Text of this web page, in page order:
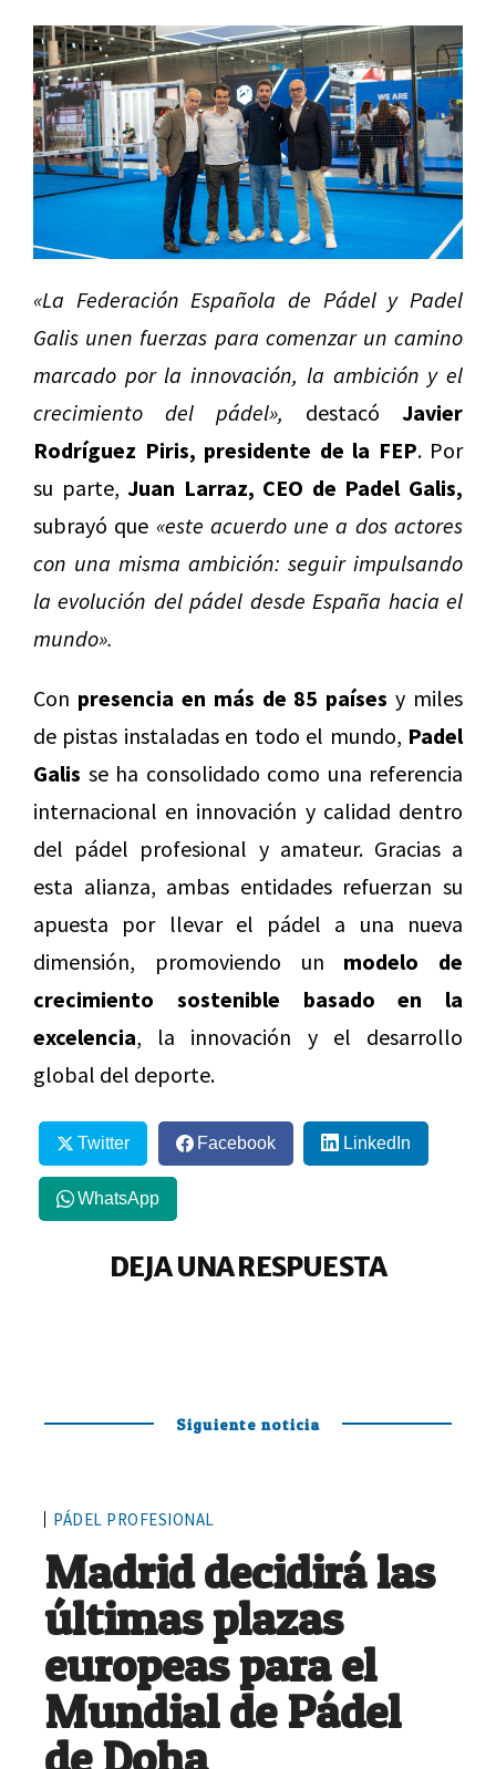
«La Federación Española de Pádel y Padel
Galis unen fuerzas para comenzar un camino
marcado por la innovación, la ambición y el
crecimiento del pádel», destacó Javier
Rodríguez Piris, presidente de la FEP. Por
su parte, Juan Larraz, CEO de Padel Galis,
subrayó que «este acuerdo une a dos actores
con una misma ambición: seguir impulsando
la evolución del pádel desde España hacia el
mundo».
Con presencia en más de 85 países y miles
de pistas instaladas en todo el mundo, Padel
Galis se ha consolidado como una referencia
internacional en innovación y calidad dentro
del pádel profesional y amateur. Gracias a
esta alianza, ambas entidades refuerzan su
apuesta por llevar el pádel a una nueva
dimensión, promoviendo un modelo de
crecimiento sostenible basado en la
excelencia, la innovación y el desarrollo
global del deporte.
Twitter Facebook LinkedIn
WhatsApp
DEJA UNA RESPUESTA
Siguiente noticia
PÁDEL PROFESIONAL
Madrid decidirá las
últimas plazas
europeas para el
Mundial de Pádel
de Doha